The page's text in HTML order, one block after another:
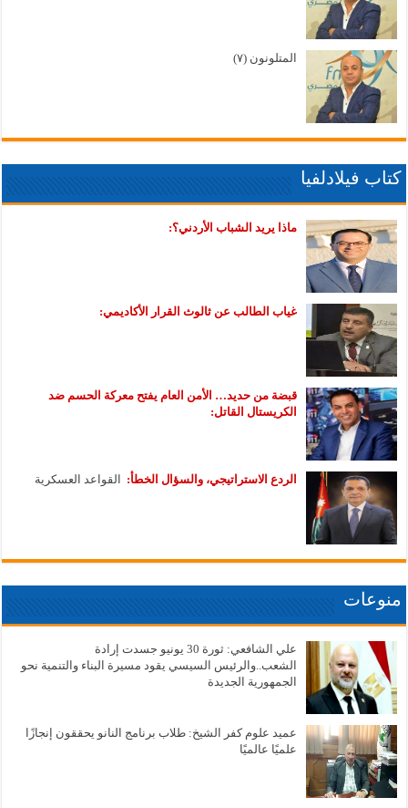
المتلونون (٧)
كتاب فيلادلفيا
ماذا يريد الشباب الأردني؟:
غياب الطالب عن ثالوث القرار الأكاديمي:
قبضة من حديد… الأمن العام يفتح معركة الحسم ضد
الكريستال القاتل:
الردع الاستراتيجي، والسؤال الخطأ: القواعد العسكرية
منوعات
علي الشافعي: ثورة 30 يونيو جسدت إرادة
الشعب..والرئيس السيسي يقود مسيرة البناء والتنمية نحو
الجمهورية الجديدة
عميد علوم كفر الشيخ: طلاب برنامج النانو يحققون إنجازًا
علميًا عالميًا